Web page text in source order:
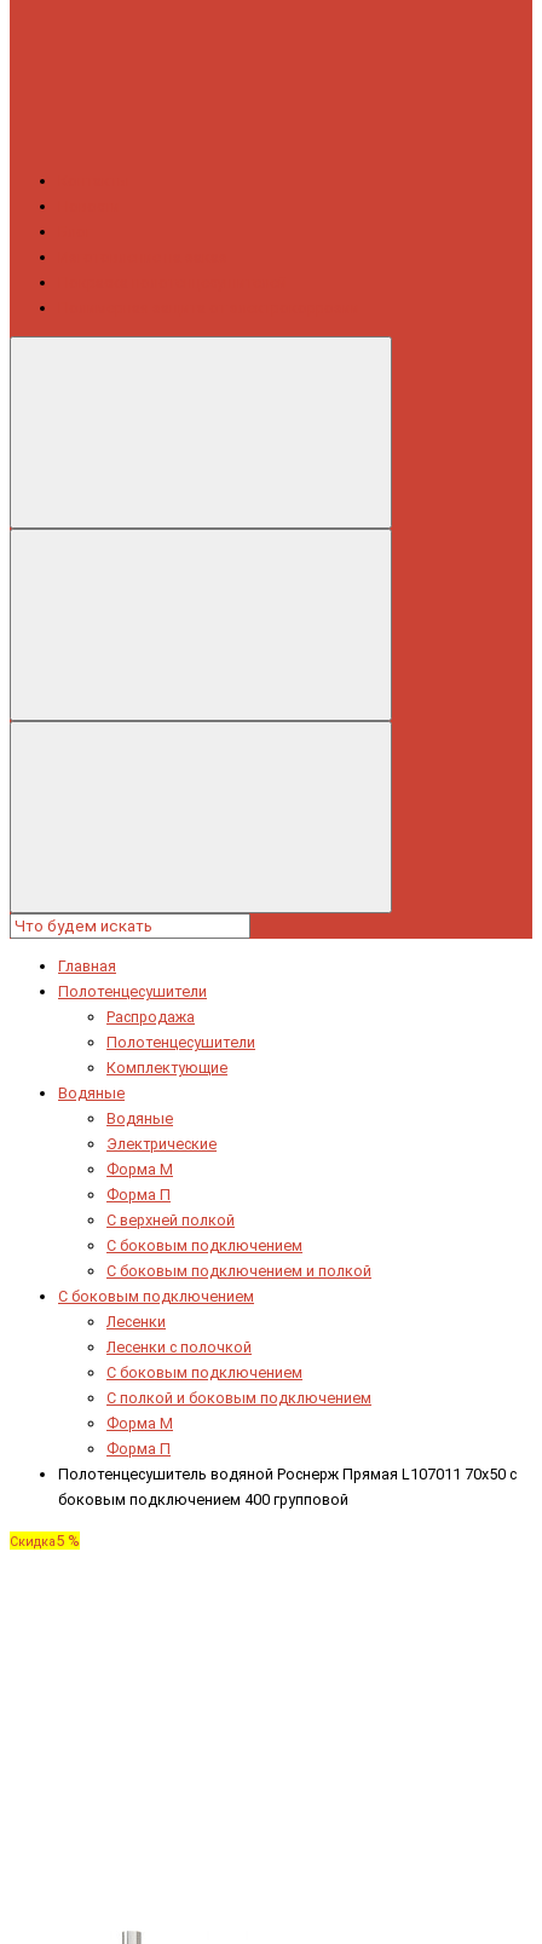
Главная
Полотенцесушители
Распродажа
Полотенцесушители
Комплектующие
Водяные
Водяные
Электрические
Форма М
Форма П
C верхней полкой
C боковым подключением
C боковым подключением и полкой
С боковым подключением
Лесенки
Лесенки с полочкой
С боковым подключением
С полкой и боковым подключением
Форма М
Форма П
Полотенцесушитель водяной Роснерж Прямая L107011 70x50 с
боковым подключением 400 групповой
Скидка5 %